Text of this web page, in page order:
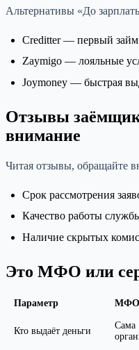
Альтернативы «До
Creditter — первый
Zaymigo — лояльные
Joymoney — быстрая
Отзывы
внимание
Читая отзывы, обращайте
Срок рассмотрения
Качество работы
Наличие скрытых
Это МФО или
Параметр МФО
Кто выдаёт деньги
Сама